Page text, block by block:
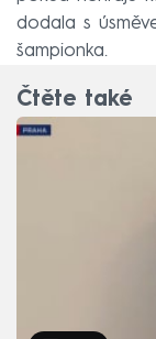
dodala s
šampionka.
Čtěte také